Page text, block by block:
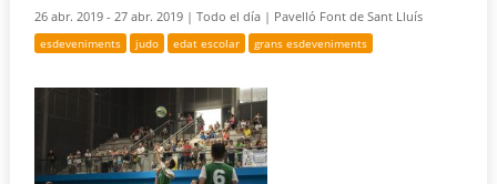
26 abr. 2019 - 27 abr. 2019 |Todo el día | Pavelló Font de Sant Lluís
esdeveniments judo edat escolar grans esdeveniments